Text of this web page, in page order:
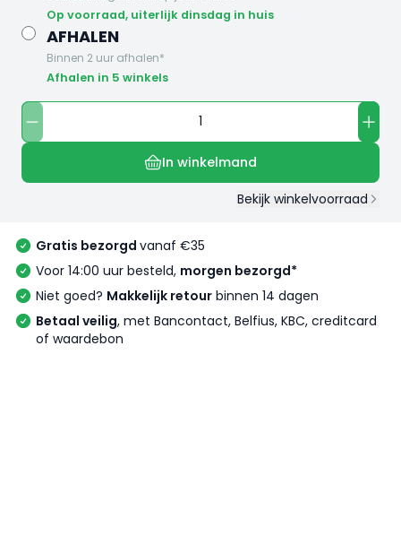
op voorraad, uiterlijk dinsdag in huis
AFHALEN
Binnen 2 uur afhalen*
Afhalen in 5 winkels
In winkelmand
Bekijk winkelvoorraad
Gratis bezorgd vanaf €35
Voor 14:00 uur besteld, morgen bezorgd*
Niet goed? Makkelijk retour binnen 14 dagen
Betaal veilig, met Bancontact, Belfius, KBC, creditcard
of waardebon